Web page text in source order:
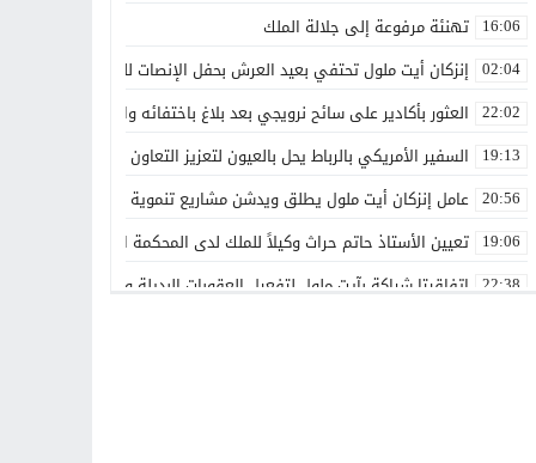
16:06 تهنئة مرفوعة إلى جلالة الملك
02:04 إنزكان أيت ملول تحتفي بعيد العرش بحفل الإنصات للخطاب الملكي
22:02 العثور بأكادير على سائح نرويجي بعد بلاغ باختفائه وانقطاع الاتصال
19:13 السفير الأمريكي بالرباط يحل بالعيون لتعزيز التعاون الاقتصادي
20:56 عامل إنزكان أيت ملول يطلق ويدشن مشاريع تنموية جديدة تخليداً للذكرى الـ27 لعيد العرش
19:06 تعيين الأستاذ حاتم حراث وكيلاً للملك لدى المحكمة الابتدائية بفاس
22:38 اتفاقيتا شراكة بآيت ملول لتفعيل العقوبات البديلة وتعزيز إعادة الإدماج